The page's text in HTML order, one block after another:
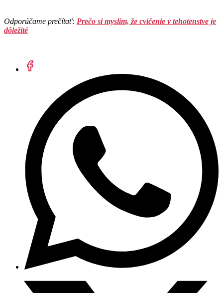
Odporúčame prečítať: Prečo si myslím, že cvičenie v tehotenstve je
dôležité